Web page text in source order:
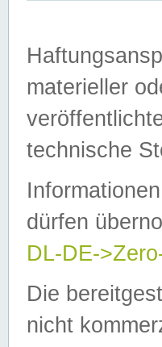
materieller
technische
dürfen
DL-DE-
Die
nicht